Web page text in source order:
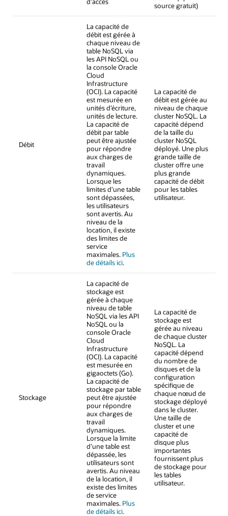
source gratuit)
Débit
La capacité de
débit est gérée à
chaque niveau de
table NoSQL via
les API NoSQL ou
la console Oracle
Cloud
Infrastructure
(OCI). La capacité
est mesurée en
unités d’écriture,
unités de lecture.
La capacité de
débit par table
peut être ajustée
pour répondre
aux charges de
travail
dynamiques.
Lorsque les
limites d’une table
sont dépassées,
les utilisateurs
sont avertis. Au
niveau de la
location, il existe
des limites de
service
maximales. Plus
de détails ici.
La capacité de
débit est gérée au
niveau de chaque
cluster NoSQL. La
capacité dépend
de la taille du
cluster NoSQL
déployé. Une plus
grande taille de
cluster offre une
plus grande
capacité de débit
pour les tables
utilisateur.
Stockage
La capacité de
stockage est
gérée à chaque
niveau de table
NoSQL via les API
NoSQL ou la
console Oracle
Cloud
Infrastructure
(OCI). La capacité
est mesurée en
gigaoctets (Go).
La capacité de
stockage par table
peut être ajustée
pour répondre
aux charges de
travail
dynamiques.
Lorsque la limite
d’une table est
dépassée, les
utilisateurs sont
avertis. Au niveau
de la location, il
existe des limites
de service
maximales. Plus
de détails ici.
La capacité de
stockage est
gérée au niveau
de chaque cluster
NoSQL. La
capacité dépend
du nombre de
disques et de la
configuration
spécifique de
chaque nœud de
stockage déployé
dans le cluster.
Une taille de
cluster et une
capacité de
disque plus
importantes
fournissent plus
de stockage pour
les tables
utilisateur.